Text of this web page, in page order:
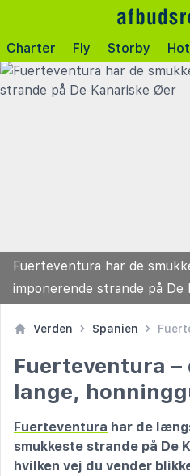
Charter Fly Storby
Fuerteventura har de
imponerende strande på De
Verden Spanien
Fuerteventura –
lange,
Fuerteventura har de
smukkeste strande på De
hvilken vej du vender